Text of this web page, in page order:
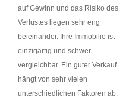
auf Gewinn und das Risiko des
Verlustes liegen sehr eng
beieinander. Ihre Immobilie ist
einzigartig und schwer
vergleichbar. Ein guter Verkauf
hängt von sehr vielen
unterschiedlichen Faktoren ab.